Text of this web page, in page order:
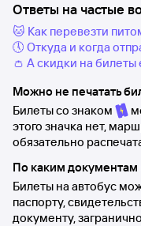
Ответы на частые
🐱 Как перевезти
🕔 Откуда и когда
👛 А скидки на билеты
Можно не печатать
Билеты со знаком
этого значка нет,
обязательно
По каким документам
Билеты на автобус
паспорту,
документу,